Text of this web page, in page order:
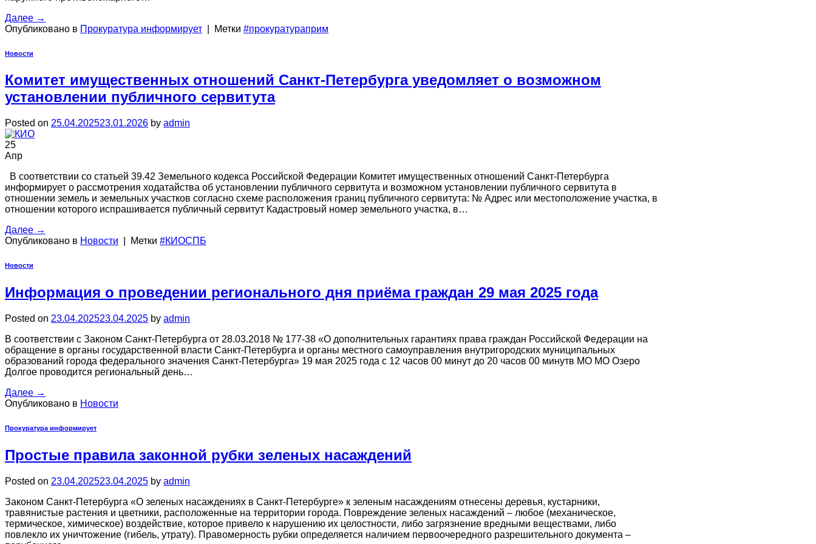
Далее →
Опубликовано в Прокуратура информирует Метки #прокуратураприм
Новости
Комитет имущественных отношений Санкт-Петербурга уведомляет о возможном
установлении публичного сервитута
Posted on 25.04.202523.01.2026 by admin
25
Апр
В соответствии со статьей 39.42 Земельного кодекса Российской Федерации Комитет имущественных отношений Санкт-Петербурга
информирует о рассмотрения ходатайства об установлении публичного сервитута и возможном установлении публичного сервитута в
отношении земель и земельных участков согласно схеме расположения границ публичного сервитута: № Адрес или местоположение участка, в
отношении которого испрашивается публичный сервитут Кадастровый номер земельного участка, в…
Далее →
Опубликовано в Новости Метки #КИОСПБ
Новости
Информация о проведении регионального дня приёма граждан 29 мая 2025 года
Posted on 23.04.202523.04.2025 by admin
В соответствии с Законом Санкт-Петербурга от 28.03.2018 № 177-38 «О дополнительных гарантиях права граждан Российской Федерации на
обращение в органы государственной власти Санкт-Петербурга и органы местного самоуправления внутригородских муниципальных
образований города федерального значения Санкт-Петербурга» 19 мая 2025 года с 12 часов 00 минут до 20 часов 00 минутв МО МО Озеро
Долгое проводится региональный день…
Далее →
Опубликовано в Новости
Прокуратура информирует
Простые правила законной рубки зеленых насаждений
Posted on 23.04.202523.04.2025 by admin
Законом Санкт-Петербурга «О зеленых насаждениях в Санкт-Петербурге» к зеленым насаждениям отнесены деревья, кустарники,
травянистые растения и цветники, расположенные на территории города. Повреждение зеленых насаждений – любое (механическое,
термическое, химическое) воздействие, которое привело к нарушению их целостности, либо загрязнение вредными веществами, либо
повлекло их уничтожение (гибель, утрату). Правомерность рубки определяется наличием первоочередного разрешительного документа –